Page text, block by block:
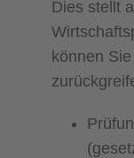
Dies stellt
können